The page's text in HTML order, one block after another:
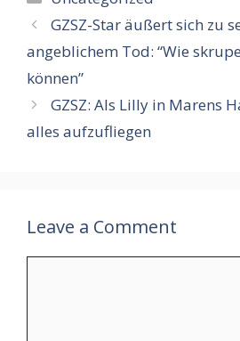
GZSZ-Star äußert sich zu
angeblichem Tod: “Wie
können”
GZSZ: Als Lilly in Marens
alles aufzufliegen
Leave a Comment